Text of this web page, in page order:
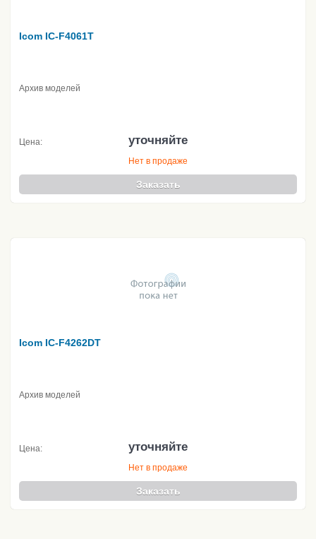
Icom IC-F4061T
Архив моделей
Цена: уточняйте
Нет в продаже
Заказать
Icom IC-F4262DT
Архив моделей
Цена: уточняйте
Нет в продаже
Заказать